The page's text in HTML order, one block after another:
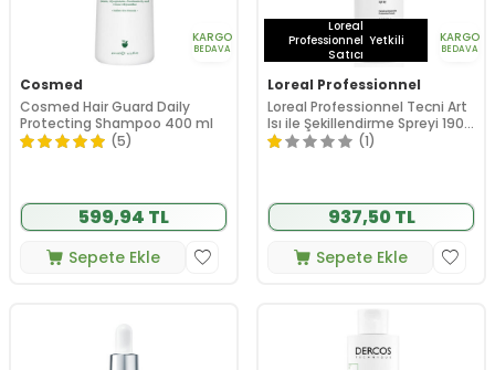
KARGO
BEDAVA
Cosmed
Cosmed Hair Guard Daily
Protecting Shampoo 400 ml
(5)
599,94 TL
Sepete Ekle
Loreal
Professionnel Yetkili
Satıcı
KARGO
BEDAVA
Loreal Professionnel
Loreal Professionnel Tecni Art
Isı ile Şekillendirme Spreyi 190
ml
(1)
937,50 TL
Sepete Ekle